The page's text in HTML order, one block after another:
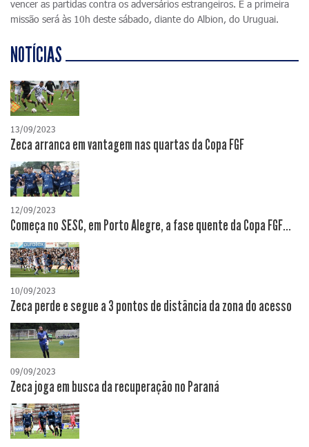
vencer as partidas contra os adversários estrangeiros. E a primeira
missão será às 10h deste sábado, diante do Albion, do Uruguai.
NOTÍCIAS
13/09/2023
Zeca arranca em vantagem nas quartas da Copa FGF
12/09/2023
Começa no SESC, em Porto Alegre, a fase quente da Copa FGF...
10/09/2023
Zeca perde e segue a 3 pontos de distância da zona do acesso
09/09/2023
Zeca joga em busca da recuperação no Paraná